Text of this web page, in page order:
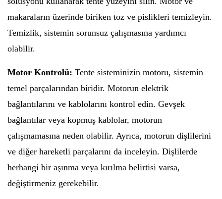
makaraların üzerinde biriken toz ve pislikleri temizleyin.
Temizlik, sistemin sorunsuz çalışmasına yardımcı
olabilir.
Motor Kontrolü: Tente sisteminizin motoru, sistemin
temel parçalarından biridir. Motorun elektrik
bağlantılarını ve kablolarını kontrol edin. Gevşek
bağlantılar veya kopmuş kablolar, motorun
çalışmamasına neden olabilir. Ayrıca, motorun dişlilerini
ve diğer hareketli parçalarını da inceleyin. Dişlilerde
herhangi bir aşınma veya kırılma belirtisi varsa,
değiştirmeniz gerekebilir.